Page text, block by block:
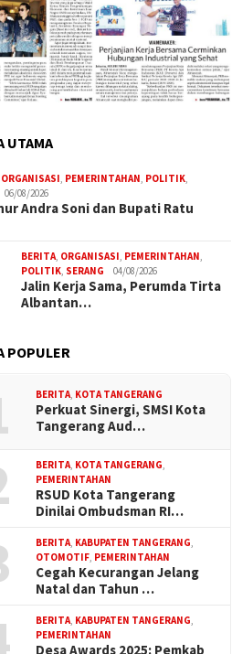
UTAMA
ORGANISASI, PEMERINTAHAN, POLITIK,
06/08/2026
Andra Soni dan Bupati Ratu
BERITA, ORGANISASI, PEMERINTAHAN,
POLITIK, SERANG 04/08/2026
Jalin Kerja Sama, Perumda Tirta
Albantan…
POPULER
BERITA, KOTA TANGERANG
Perkuat Sinergi, SMSI Kota
Tangerang Aud…
BERITA, KOTA TANGERANG,
PEMERINTAHAN
RSUD Kota Tangerang
Dinilai Ombudsman RI…
BERITA, KABUPATEN TANGERANG,
OTOMOTIF, PEMERINTAHAN
Cegah Kecurangan Jelang
Natal dan Tahun …
BERITA, KABUPATEN TANGERANG,
PEMERINTAHAN
Desa Awards 2025: Pemkab